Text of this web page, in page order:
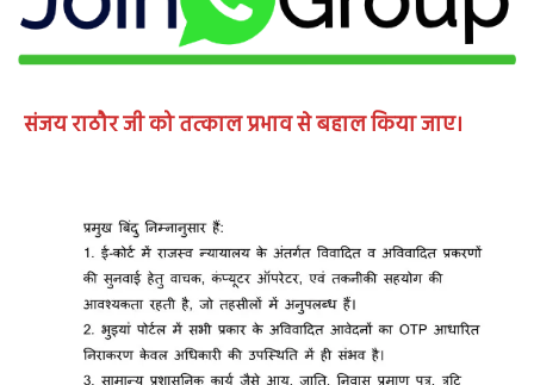
संजय राठौर जी को तत्काल प्रभाव से बहाल किया जाए।